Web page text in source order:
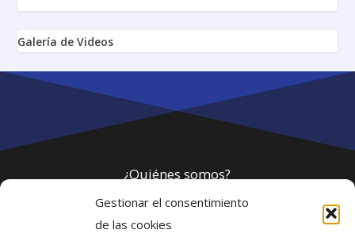
Gestionar el consentimiento
de las cookies
Galería de Videos
¿Quiénes somos?
Política de privacidad